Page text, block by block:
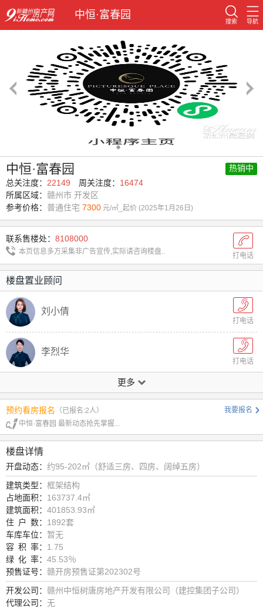
中恒·富春园
搜索 导航
中恒·富春园 热销中
总关注度： 22149 周关注度： 16474
所属区域： 赣州市 开发区
参考价格： 普通住宅 7300 元/㎡_起价 (2025年1月26日)
打电话
联系售楼处： 8108000
本页信息多方采集非广告宣传,实际请咨询楼盘..
楼盘置业顾问
刘小倩
打电话
李烈华
打电话
李春
打电话
陈晖
打电话
潘艳
胡青
朱珠
郭燕
更多
我要报名
预约看房报名
（已报名:2人）
中恒·富春园 最新动态抢先掌握...
楼盘详情
开盘动态： 约95-202㎡（舒适三房、四房、阔绰五房）
建筑类型： 框架结构
占地面积： 163737.4㎡
建筑面积： 401853.93㎡
住 户 数： 1892套
车库车位： 暂无
容 积 率： 1.75
绿 化 率： 45.53％
预售证号： 赣开房预售证第202302号
开发公司： 赣州中恒树唐房地产开发有限公司（建控集团子公司）
代理公司： 无